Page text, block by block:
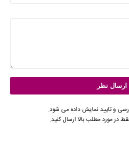
و تایید نمایش داده می شود.
در مورد مطلب بالا ارسال کنید.